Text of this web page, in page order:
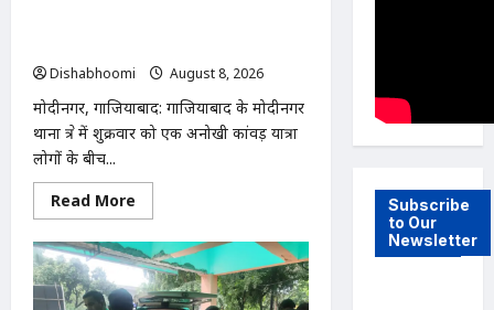
Dishabhoomi
August 8, 2026
मोदीनगर, गाजियाबाद: गाजियाबाद के मोदीनगर
थाना क्षेत्र में शुक्रवार को एक अनोखी कांवड़ यात्रा
लोगों के बीच...
Read More
more
मुस्लिम
महिला
अनीशा
बानो
Subscribe
to Our
Newsletter